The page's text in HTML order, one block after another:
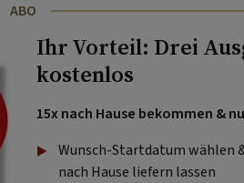
ABO
Ihr Vorteil: Drei
kostenlos
15x nach Hause bekommen &
Wunsch-Startdatum wählen
nach Hause liefern lassen